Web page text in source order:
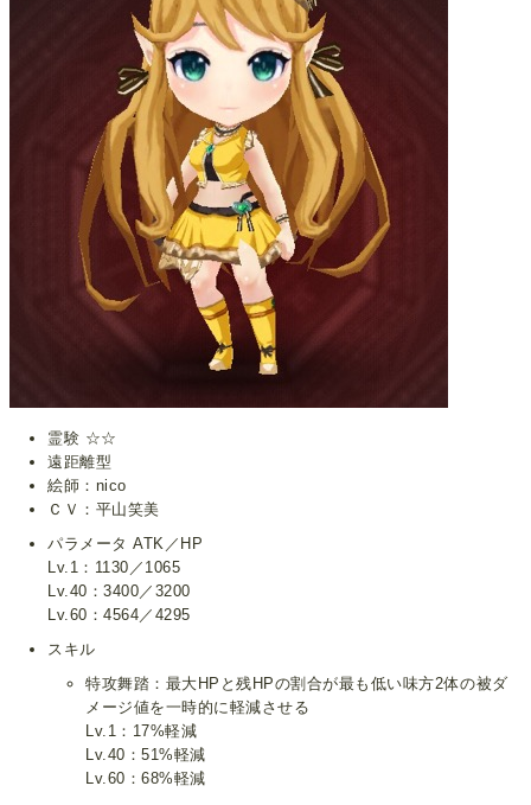
霊験 ☆☆
遠距離型
絵師：nico
ＣＶ：平山笑美
パラメータ ATK／HP
Lv.1：1130／1065
Lv.40：3400／3200
Lv.60：4564／4295
スキル
特攻舞踏：最大HPと残HPの割合が最も低い味方2体の被ダ
メージ値を一時的に軽減させる
Lv.1：17%軽減
Lv.40：51%軽減
Lv.60：68%軽減